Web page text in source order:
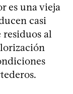
es una vieja
casi
al